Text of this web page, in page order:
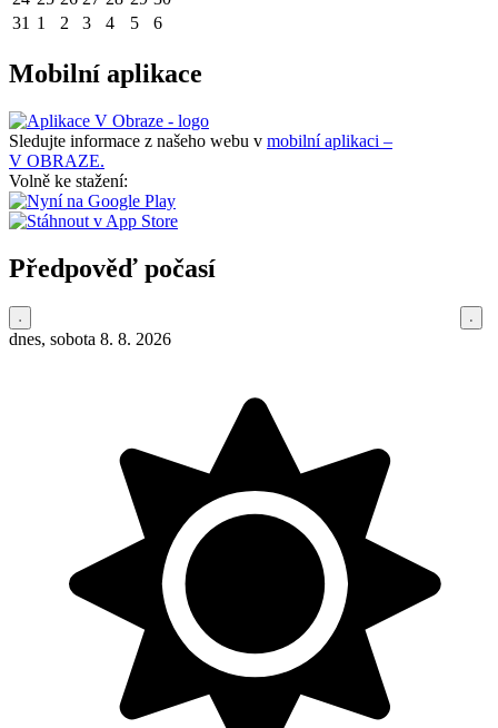
31 1 2 3 4 5 6
Mobilní aplikace
Sledujte informace z našeho webu v mobilní aplikaci –
V OBRAZE.
Volně ke stažení:
Předpověď počasí
dnes, sobota 8. 8. 2026